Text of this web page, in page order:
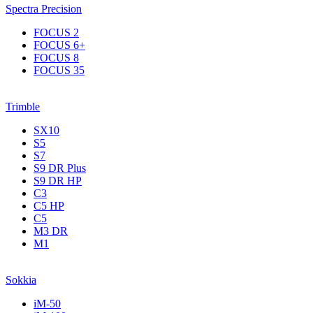
Spectra Precision
FOCUS 2
FOCUS 6+
FOCUS 8
FOCUS 35
Trimble
SX10
S5
S7
S9 DR Plus
S9 DR HP
C3
С5 НР
C5
M3 DR
M1
Sokkia
iM-50